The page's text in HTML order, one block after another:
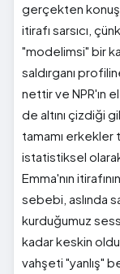
gerçekten
itirafı sarsıcı,
"modelimsi" bir
saldırganı
nettir ve NPR'ın
de altını çizdiği
tamamı erkekler
istatistiksel
Emma'nın
sebebi, aslında
kurduğumuz
kadar keskin
vahşeti "yanlış"